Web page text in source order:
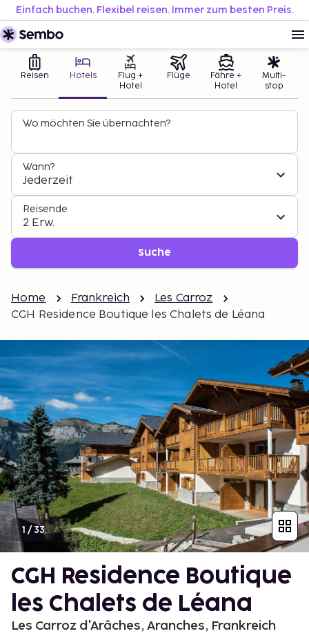
Einfach buchen. Flexibel reisen. Immer zum besten Preis.
Reisen Hotels
Flug +
Hotel
Flüge
Fähre +
Hotel
Multi-
stop
Wo möchten Sie übernachten?
Wann?
Jederzeit
Reisende
2 Erw.
Suche
Home Frankreich
Les Carroz
CGH Residence Boutique les Chalets de Léana
1 /33
CGH Residence Boutique
les Chalets de Léana
Les Carroz d'Arâches, Aranches, Frankreich